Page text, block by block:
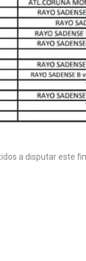
a disputar este